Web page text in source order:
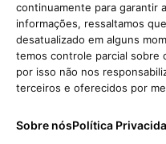
continuamente para garantir
informações, ressaltamos
desatualizado em alguns
temos controle parcial sobre
por isso não nos
terceiros e oferecidos por
Sobre nósPolítica